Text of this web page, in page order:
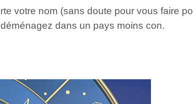
votre nom (sans doute pour vous faire
dans un pays moins con.